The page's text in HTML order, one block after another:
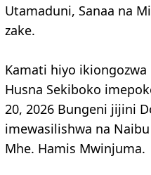
Utamaduni, Sanaa na
zake.
Kamati hiyo
Husna Sekiboko
20, 2026 Bungeni jijini
imewasilishwa na
Mhe. Hamis Mwinjuma.